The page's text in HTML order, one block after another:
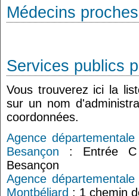
Médecins
Services publics
Vous trouverez ici la
sur un nom
coordonnées.
Agence
Besançon : Entrée C
Besançon
Agence
Montbéliard : 1 chemin